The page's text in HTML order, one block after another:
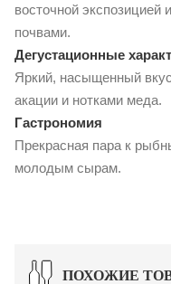
восточной
почвами.
Дегустационные
Яркий, насыщенный
акации и нотками меда.
Гастрономия
Прекрасная пара к
молодым сырам.
ПОХОЖИЕ